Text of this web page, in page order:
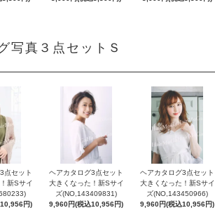
真３点セットＳ
点セット
新Sサイ
円)
ヘアカタログ3点セット
大きくなった！新Sサイ
ズ(NO,143409831)
9,960円(税込10,956円)
ヘアカタログ3点セット
大きくなった！新Sサイ
ズ(NO,143450966)
9,960円(税込10,956円)